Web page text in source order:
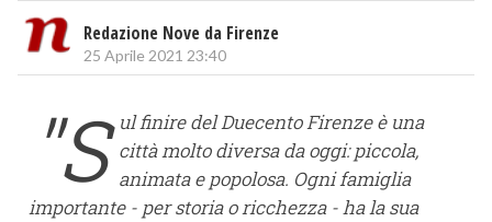
Redazione Nove da Firenze
25 Aprile 2021 23:40
"S ul finire del Duecento Firenze è una
città molto diversa da oggi: piccola,
animata e popolosa. Ogni famiglia
importante - per storia o ricchezza - ha la sua